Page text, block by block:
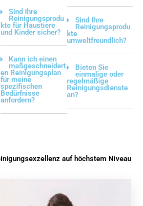
Sind Ihre
Reinigungsprodu
kte für Haustiere
und Kinder sicher?
Kann ich einen
maßgeschneidert
en Reinigungsplan
für meine
spezifischen
Bedürfnisse
anfordern?
Sind Ihre
Reinigungsprodu
kte
umweltfreundlich?
Bieten Sie
einmalige oder
regelmäßige
Reinigungsdienste
an?
auf höchstem Niveau